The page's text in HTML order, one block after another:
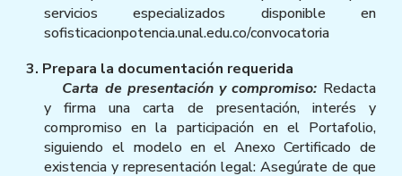
servicios especializados disponible en
sofisticacionpotencia.unal.edu.co/convocatoria
3. Prepara la documentación requerida
Carta de presentación y compromiso: Redacta
y firma una carta de presentación, interés y
compromiso en la participación en el Portafolio,
siguiendo el modelo en el Anexo Certificado de
existencia y representación legal: Asegúrate de que